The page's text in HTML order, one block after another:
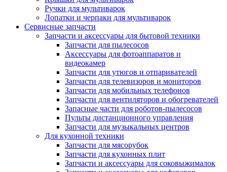
Ручки для мультиварок
Лопатки и черпаки для мультиварок
Сервисные запчасти
Запчасти и аксессуары для бытовой техники
Запчасти для пылесосов
Аксессуары для фотоаппаратов и
видеокамер
Запчасти для утюгов и отпаривателей
Запчасти для телевизоров и мониторов
Запчасти для мобильных телефонов
Запчасти для вентиляторов и обогревателей
Запасные части для роботов-пылесосов
Пульты дистанционного управления
Запчасти для музыкальных центров
Для кухонной техники
Запчасти для мясорубок
Запчасти для кухонных плит
Запчасти и аксессуары для соковыжималок